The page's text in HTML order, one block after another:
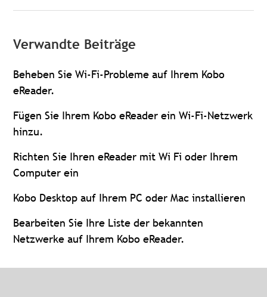
Verwandte Beiträge
Beheben Sie Wi-Fi-Probleme auf Ihrem Kobo
eReader.
Fügen Sie Ihrem Kobo eReader ein Wi-Fi-Netzwerk
hinzu.
Richten Sie Ihren eReader mit Wi Fi oder Ihrem
Computer ein
Kobo Desktop auf Ihrem PC oder Mac installieren
Bearbeiten Sie Ihre Liste der bekannten
Netzwerke auf Ihrem Kobo eReader.